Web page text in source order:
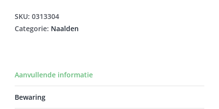
aantal
SKU: 0313304
Categorie: Naalden
Aanvullende informatie
Bewaring